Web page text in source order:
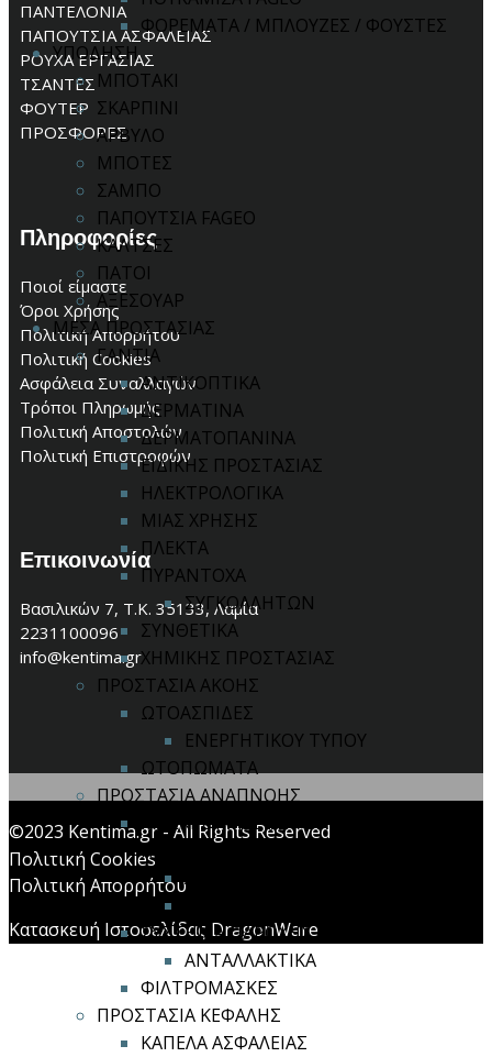
ΦΟΡΕΜΑΤΑ / ΜΠΛΟΥΖΕΣ / ΦΟΥΣΤΕΣ
ΥΠΟΔΗΣΗ
ΜΠΟΤΑΚΙ
ΣΚΑΡΠΙΝΙ
ΑΡΒΥΛΟ
ΜΠΟΤΕΣ
ΣΑΜΠΟ
ΠΑΠΟΥΤΣΙΑ FAGEO
ΚΑΛΤΣΕΣ
ΠΑΤΟΙ
ΑΞΕΣΟΥΑΡ
ΜΕΣΑ ΠΡΟΣΤΑΣΙΑΣ
ΓΑΝΤΙΑ
ΑΝΤΙΚΟΠΤΙΚΑ
ΔΕΡΜΑΤΙΝΑ
ΔΕΡΜΑΤΟΠΑΝΙΝΑ
ΕΙΔΙΚΗΣ ΠΡΟΣΤΑΣΙΑΣ
ΗΛΕΚΤΡΟΛΟΓΙΚΑ
ΜΙΑΣ ΧΡΗΣΗΣ
ΠΛΕΚΤΑ
ΠΥΡΑΝΤΟΧΑ
ΣΥΓΚΟΛΛΗΤΩΝ
ΣΥΝΘΕΤΙΚΑ
ΧΗΜΙΚΗΣ ΠΡΟΣΤΑΣΙΑΣ
ΠΡΟΣΤΑΣΙΑ ΑΚΟΗΣ
ΩΤΟΑΣΠΙΔΕΣ
ΕΝΕΡΓΗΤΙΚΟΥ ΤΥΠΟΥ
ΩΤΟΠΩΜΑΤΑ
ΠΡΟΣΤΑΣΙΑ ΑΝΑΠΝΟΗΣ
ΜΑΣΚΕΣ ΙΜΙΣΕΩΣ / ΟΛΟΚΛΗΡΟΥ
ΠΡΟΣΩΠΟΥ
ΑΝΤΑΛΛΑΚΤΙΚΑ
ΣΥΣΤΗΜΑ ΠΑΡΟΧΗΣ ΑΕΡΑ
ΑΝΤΑΛΛΑΚΤΙΚΑ
ΦΙΛΤΡΟΜΑΣΚΕΣ
ΠΡΟΣΤΑΣΙΑ ΚΕΦΑΛΗΣ
ΚΑΠΕΛΑ ΑΣΦΑΛΕΙΑΣ
ΠΑΝΤΕΛΟΝΙΑ
ΠΑΠΟΥΤΣΙΑ ΑΣΦΑΛΕΙΑΣ
ΡΟΥΧΑ ΕΡΓΑΣΙΑΣ
ΤΣΑΝΤΕΣ
ΦΟΥΤΕΡ
ΠΡΟΣΦΟΡΕΣ
Πληροφορίες
Ποιοί είμαστε
Όροι Χρήσης
Πολιτική Απορρήτου
Πολιτική Cookies
Ασφάλεια Συναλλαγών
Τρόποι Πληρωμής
Πολιτική Αποστολών
Πολιτική Επιστροφών
Επικοινωνία
Βασιλικών 7, Τ.Κ. 35133, Λαμία
2231100096
info@kentima.gr
©2023 Kentima.gr - All Rights Reserved
Πολιτική Cookies
Πολιτική Απορρήτου
Κατασκευή Ιστοσελίδας DragonWare